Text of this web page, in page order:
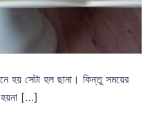
হয় সেটা হল ছানা। কিন্তু সময়ের
হয়না […]